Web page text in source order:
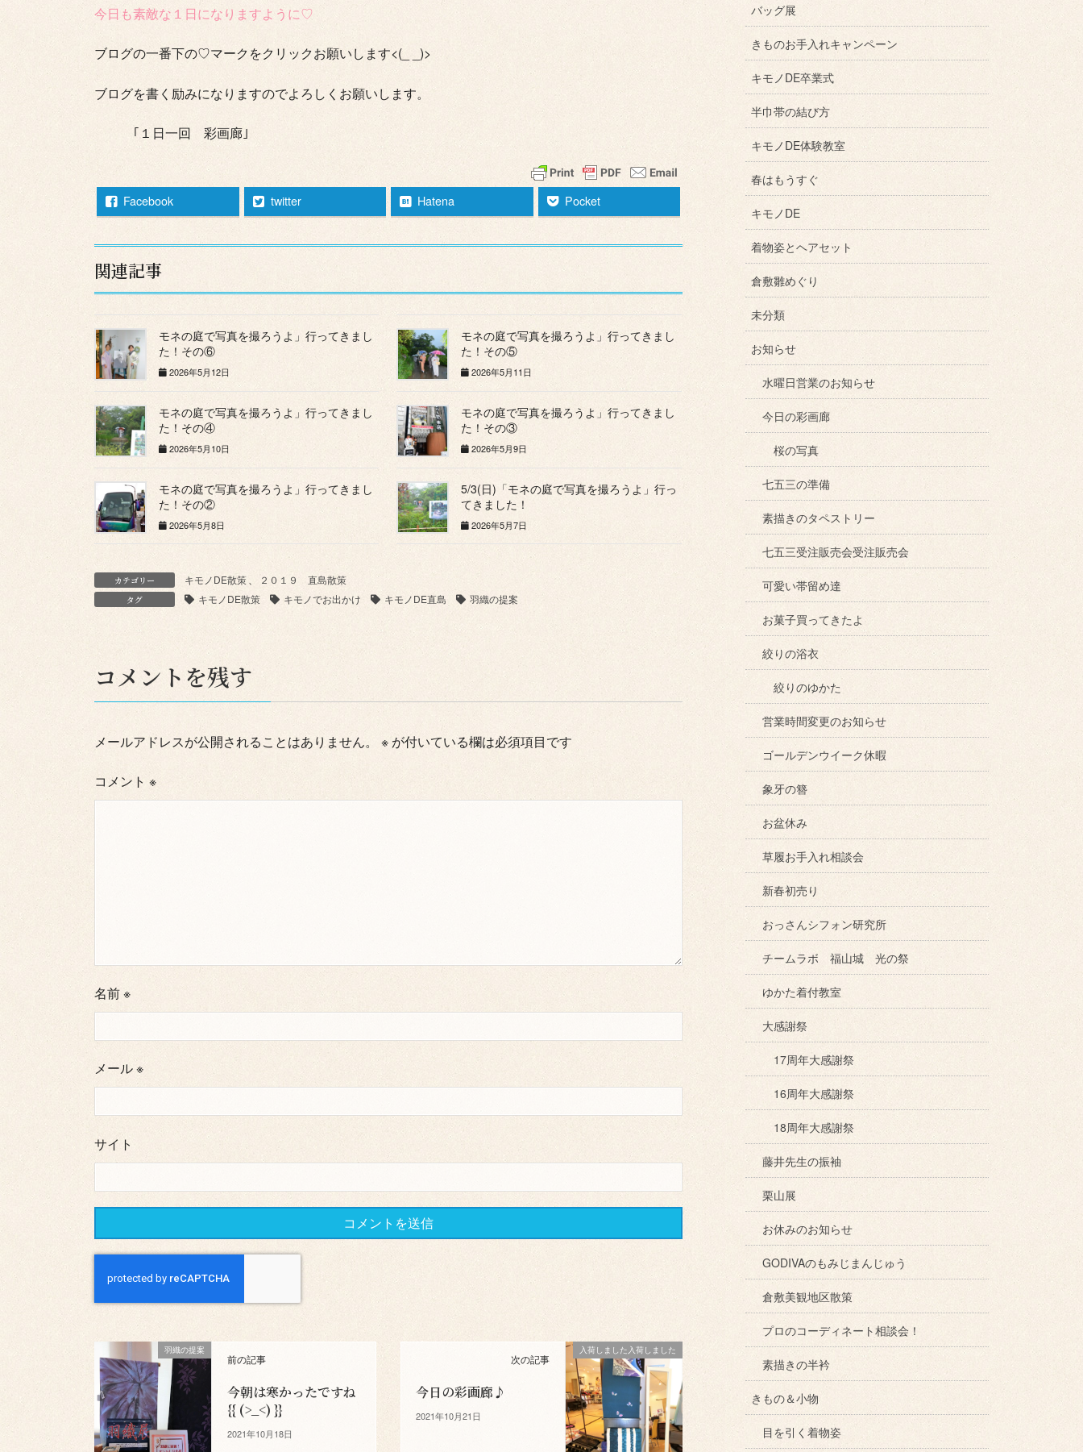
今日も素敵な１日になりますように♡
ブログの一番下の♡マークをクリックお願いします<(_ _)>
ブログを書く励みになりますのでよろしくお願いします。
｢１日一回 彩画廊｣
Facebook twitter Hatena Pocket
関連記事
モネの庭で写真を撮ろうよ」行ってきまし
た！その⑥
2026年5月12日
モネの庭で写真を撮ろうよ」行ってきまし
た！その⑤
2026年5月11日
モネの庭で写真を撮ろうよ」行ってきまし
た！その④
2026年5月10日
モネの庭で写真を撮ろうよ」行ってきまし
た！その③
2026年5月9日
モネの庭で写真を撮ろうよ」行ってきまし
た！その②
2026年5月8日
5/3(日)「モネの庭で写真を撮ろうよ」行っ
てきました！
2026年5月7日
カテゴリー キモノDE散策、 ２０１９ 直島散策
タグ キモノDE散策 キモノでお出かけ キモノDE直島 羽織の提案
コメントを残す
メールアドレスが公開されることはありません。 ※ が付いている欄は必須項目です
コメント ※
名前※
メール※
サイト
羽織の提案
前の記事
今朝は寒かったですね
{{ (>_<) }}
2021年10月18日
入荷しました入荷しました
次の記事
今日の彩画廊♪
2021年10月21日
バッグ展
きものお手入れキャンペーン
キモノDE卒業式
半巾帯の結び方
キモノDE体験教室
春はもうすぐ
キモノDE
着物姿とヘアセット
倉敷雛めぐり
未分類
お知らせ
水曜日営業のお知らせ
今日の彩画廊
桜の写真
七五三の準備
素描きのタペストリー
七五三受注販売会受注販売会
可愛い帯留め達
お菓子買ってきたよ
絞りの浴衣
絞りのゆかた
営業時間変更のお知らせ
ゴールデンウイーク休暇
象牙の簪
お盆休み
草履お手入れ相談会
新春初売り
おっさんシフォン研究所
チームラボ 福山城 光の祭
ゆかた着付教室
大感謝祭
17周年大感謝祭
16周年大感謝祭
18周年大感謝祭
藤井先生の振袖
栗山展
お休みのお知らせ
GODIVAのもみじまんじゅう
倉敷美観地区散策
プロのコーディネート相談会！
素描きの半衿
きもの＆小物
目を引く着物姿